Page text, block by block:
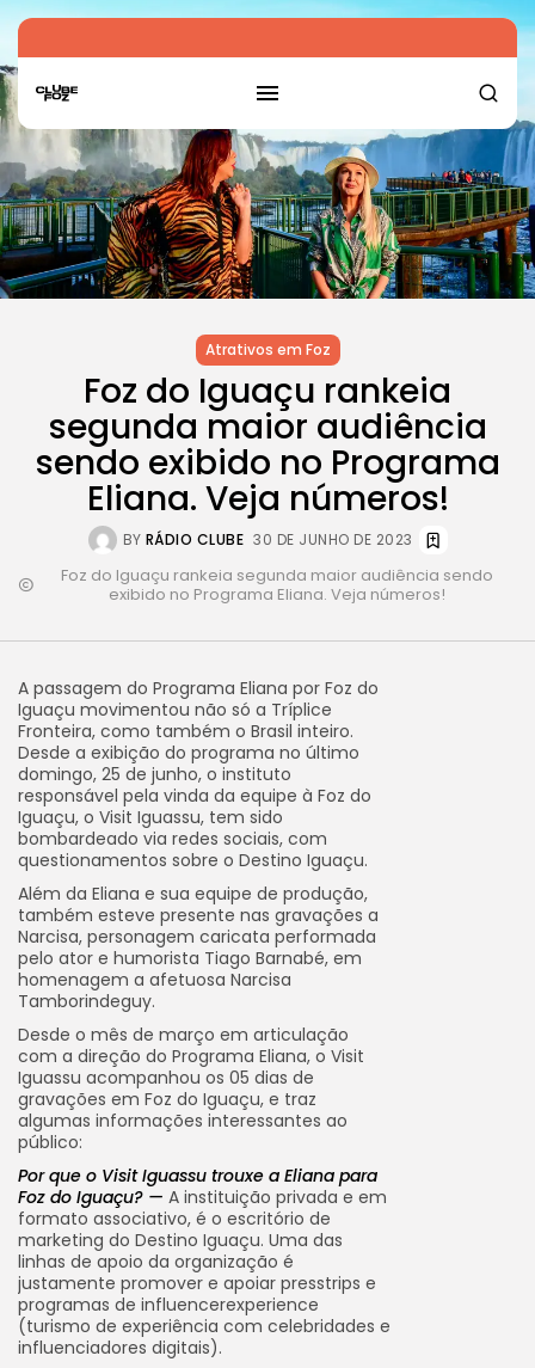
Atrativos em Foz
Foz do Iguaçu rankeia
segunda maior audiência
sendo exibido no Programa
Eliana. Veja números!
BY RÁDIO CLUBE 30 DE JUNHO DE 2023
Foz do Iguaçu rankeia segunda maior audiência sendo
exibido no Programa Eliana. Veja números!
A passagem do Programa Eliana por Foz do
Iguaçu movimentou não só a Tríplice
Fronteira, como também o Brasil inteiro.
Desde a exibição do programa no último
domingo, 25 de junho, o instituto
responsável pela vinda da equipe à Foz do
Iguaçu, o Visit Iguassu, tem sido
bombardeado via redes sociais, com
questionamentos sobre o Destino Iguaçu.
Além da Eliana e sua equipe de produção,
também esteve presente nas gravações a
Narcisa, personagem caricata performada
pelo ator e humorista Tiago Barnabé, em
homenagem a afetuosa Narcisa
Tamborindeguy.
Desde o mês de março em articulação
com a direção do Programa Eliana, o Visit
Iguassu acompanhou os 05 dias de
gravações em Foz do Iguaçu, e traz
algumas informações interessantes ao
público:
Por que o Visit Iguassu trouxe a Eliana para
Foz do Iguaçu? — A instituição privada e em
formato associativo, é o escritório de
marketing do Destino Iguaçu. Uma das
linhas de apoio da organização é
justamente promover e apoiar presstrips e
programas de influencerexperience
(turismo de experiência com celebridades e
influenciadores digitais).